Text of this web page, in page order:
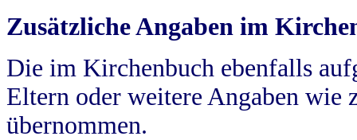
Zusätzliche Angaben im
Die im Kirchenbuch ebenfalls
Eltern oder weitere Angaben wie
übernommen.